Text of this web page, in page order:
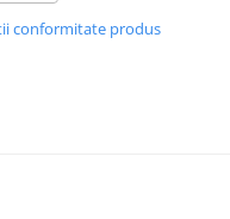
100 ml
conformitate produs